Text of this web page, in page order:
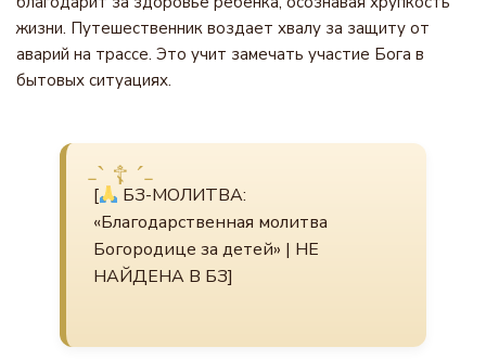
жизни. Путешественник воздает хвалу за защиту от
аварий на трассе. Это учит замечать участие Бога в
бытовых ситуациях.
[
БЗ-МОЛИТВА:
«Благодарственная молитва
Богородице за детей» | НЕ
НАЙДЕНА В БЗ]